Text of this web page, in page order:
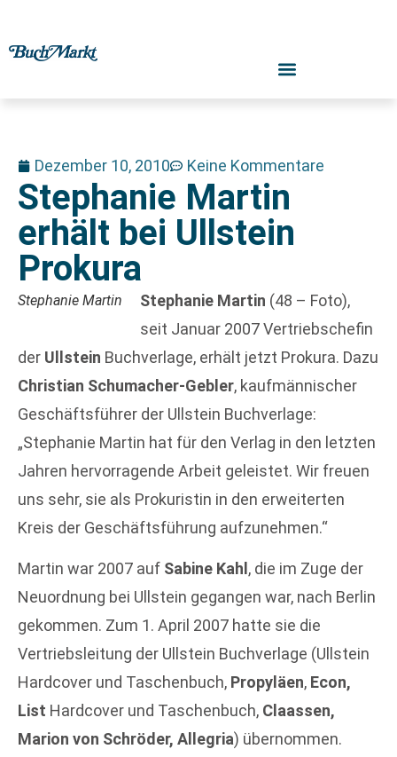
Dezember 10, 2010 Keine Kommentare
Stephanie Martin
erhält bei Ullstein
Prokura
Stephanie Martin Stephanie Martin (48 – Foto),
seit Januar 2007 Vertriebschefin
der Ullstein Buchverlage, erhält jetzt Prokura. Dazu
Christian Schumacher-Gebler, kaufmännischer
Geschäftsführer der Ullstein Buchverlage:
„Stephanie Martin hat für den Verlag in den letzten
Jahren hervorragende Arbeit geleistet. Wir freuen
uns sehr, sie als Prokuristin in den erweiterten
Kreis der Geschäftsführung aufzunehmen.“
Martin war 2007 auf Sabine Kahl , die im Zuge der
Neuordnung bei Ullstein gegangen war, nach Berlin
gekommen. Zum 1. April 2007 hatte sie die
Vertriebsleitung der Ullstein Buchverlage (Ullstein
Hardcover und Taschenbuch, Propyläen, Econ,
List Hardcover und Taschenbuch, Claassen,
Marion von Schröder, Allegria) übernommen.